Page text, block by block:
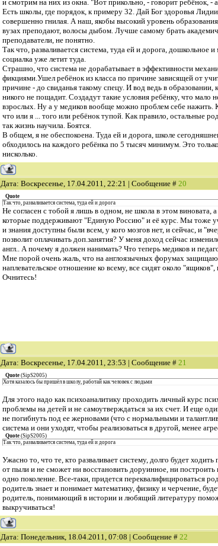
и смотрим на них из окна. "Вот прикольно, - говорит ребёнок, -
Есть школы, где порядок, к примеру 32. Дай Бог здоровья
совершенно гнилая. А наш, якобы высокий уровень
вузах преподают, волосы дыбом. Лучше самому брать
преподаватели, не понятно.
Так что, разваливается система, туда ей и дорога,
социалка уже летит туда.
Страшно, что система не дорабатывает в эффективности
фикциями.Ушел ребёнок из класса по причине зависящей от
причине - до свиданья такому спецу. И вод ведь в
никого не пощадит. Создадут такие условия ребёнку, что мало
взрослых. Ну а у медиков вообще можно проблем себе нажить.
что или я ... того или ребёнок тупой. Как правило, остальные
так жизнь научила. Боятся.
В общем, я не обеспокоена. Туда ей и дорога, школе
обходилось на каждого ребёнка по 5 тысяч минимум. Это
нисколько.
Дата: Воскресенье, 17.04.2011, 22:21 | Сообщение # 20
Quote
Так что, разваливается система, туда ей и дорога
Не согласен с тобой я лишь в одном, не школа в этом виновата,
которые поддерживают "Единую Россию" и её курс. Мы тоже
и знания доступны были всем, у кого мозгов нет, и сейчас, и
позволит оплачивать доп.занятия? У меня доход сейчас
англ.. А почему я должен нанимать? Что теперь медиков и
Мне порой очень жаль, что на англоязычных форумах
наплевательское отношение ко всему, все сидят около
Очнитесь!
Дата: Воскресенье, 17.04.2011, 23:53 | Сообщение # 21
Quote (SipS2005)
Хотя казалось бы пришёл в школу, работай как человек с людьми
Для этого надо как психоаналитику проходить личный курс
проблемы на детей и не самоутверждаться за их счет. И еще
не погибнуть под ее жерновами (что с нормальными и
система и они уходят, чтобы реализоваться в другой, менее
Quote (SipS2005)
Так что, разваливается система, туда ей и дорога
Ужасно то, что те, кто разваливает систему, долго будет
от пыли и не сможет ни восстановить доруинное, ни построить
одно поколение. Все-таки, придется переквалифицироваться
родитель знает и понимает математику, физику и черчение,
родитель, понимающий в истории и любящий литературу
выкручиваться!
Дата: Понедельник, 18.04.2011, 07:08 | Сообщение # 22